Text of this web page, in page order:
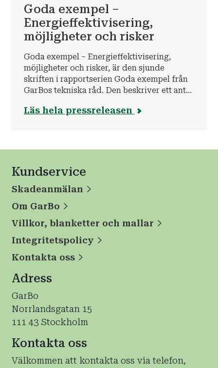
Goda exempel –
Energieffektivisering,
möjligheter och risker
Goda exempel – Energieffektivisering,
möjligheter och risker, är den sjunde
skriften i rapportserien Goda exempel från
GarBos tekniska råd. Den beskriver ett antal
energieffektivisering med hjälp av ett antal
inomhusmiljö förbättras.
Läs hela pressreleasen
Kundservice
Skadeanmälan
Om GarBo
Villkor, blanketter och mallar
Integritetspolicy
Kontakta oss
Adress
GarBo
Norrlandsgatan 15
111 43 Stockholm
Kontakta oss
Välkommen att kontakta oss via telefon,